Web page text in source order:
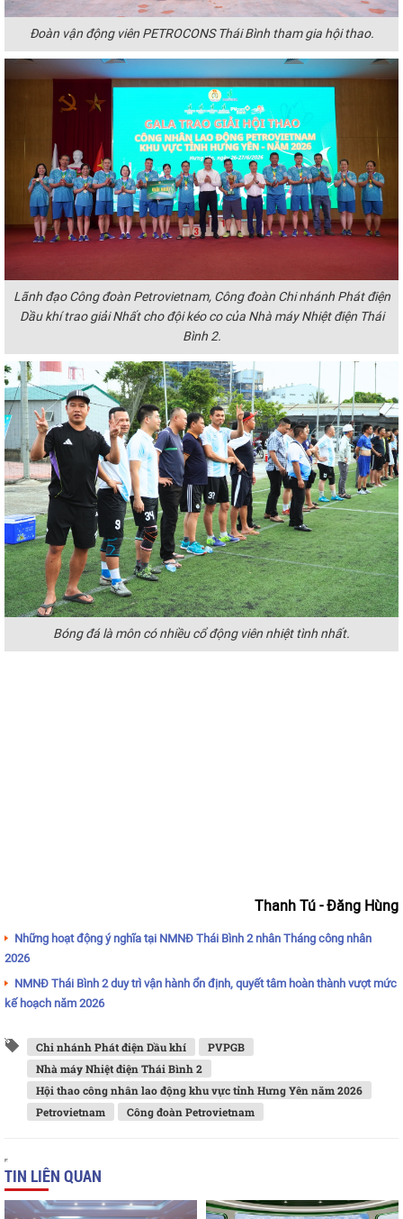
Đoàn vận động viên PETROCONSThái Bình tham gia hội thao.
Lãnh đạo Công đoàn Petrovietnam, Công đoàn Chi nhánh Phát điện
Dầu khí trao giải Nhất cho đội kéo co của Nhà máy Nhiệt điện Thái
Bình 2.
Bóng đá là môn có nhiều cổ động viên nhiệt tình nhất.
Thanh Tú - Đăng Hùng
Những hoạt động ý nghĩa tại NMNĐ Thái Bình 2 nhân Tháng công nhân
2026
NMNĐ Thái Bình 2 duy trì vận hành ổn định, quyết tâm hoàn thành vượt mức
kế hoạch năm 2026
Chi nhánh Phát điện Dầu khí
PVPGB
Nhà máy Nhiệt điện Thái Bình 2
Hội thao công nhân lao động khu vực tỉnh Hưng Yên năm 2026
Petrovietnam
Công đoàn Petrovietnam
TIN LIÊN QUAN